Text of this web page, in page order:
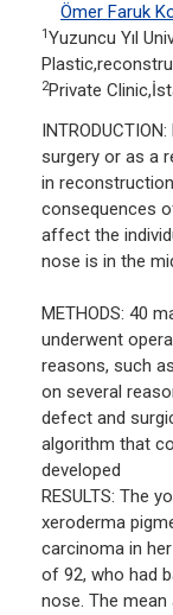
Ömer Faruk
1Yuzuncu Yıl
2Private
surgery or as a
in
consequences
affect the
nose is in the
METHODS: 40
underwent
reasons, such
on several
defect and
algorithm that
developed
RESULTS: The
xeroderma
carcinoma in
of 92, who had
nose. The mean